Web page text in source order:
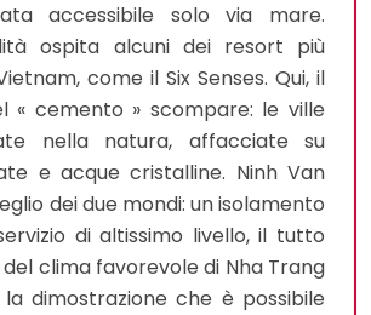
accessibile solo via mare.
ospita alcuni dei resort più
come il Six Senses. Qui, il
« cemento » scompare: le ville
nella natura, affacciate su
e acque cristalline. Ninh Van
dei due mondi: un isolamento
di altissimo livello, il tutto
clima favorevole di Nha Trang
dimostrazione che è possibile